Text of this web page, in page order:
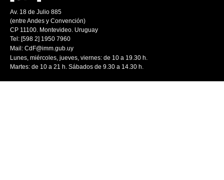
Av. 18 de Julio 885
(entre Andes y Convención)
CP 11100. Montevideo. Uruguay
Tel: [598 2] 1950 7960
Mail: CdF@imm.gub.uy
Lunes, miércoles, jueves, viernes: de 10 a 19.30 h.
Martes: de 10 a 21 h. Sábados de 9.30 a 14.30 h.